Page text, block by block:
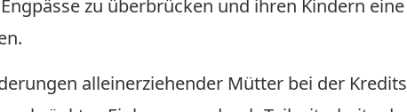
zu überbrücken und ihren Kindern
alleinerziehender Mütter bei der